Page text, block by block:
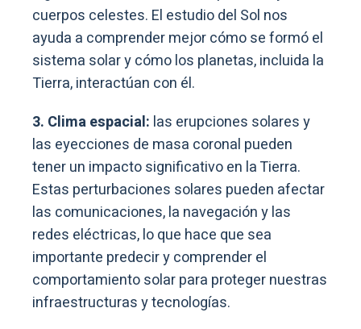
cuerpos celestes. El estudio del Sol nos
ayuda a comprender mejor cómo se formó el
sistema solar y cómo los planetas, incluida la
Tierra, interactúan con él.
3. Clima espacial: las erupciones solares y
las eyecciones de masa coronal pueden
tener un impacto significativo en la Tierra.
Estas perturbaciones solares pueden afectar
las comunicaciones, la navegación y las
redes eléctricas, lo que hace que sea
importante predecir y comprender el
comportamiento solar para proteger nuestras
infraestructuras y tecnologías.